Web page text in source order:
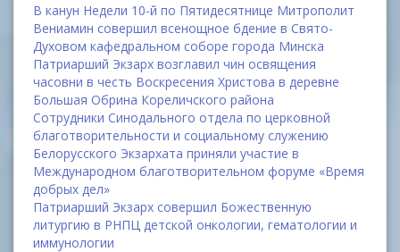
В канун Недели 10-й по Пятидесятнице Митрополит
Вениамин совершил всенощное бдение в Свято-
Духовом кафедральном соборе города Минска
Патриарший Экзарх возглавил чин освящения
часовни в честь Воскресения Христова в деревне
Большая Обрина Кореличского района
Сотрудники Синодального отдела по церковной
благотворительности и социальному служению
Белорусского Экзархата приняли участие в
Международном благотворительном форуме «Время
добрых дел»
Патриарший Экзарх совершил Божественную
литургию в РНПЦ детской онкологии, гематологии и
иммунологии